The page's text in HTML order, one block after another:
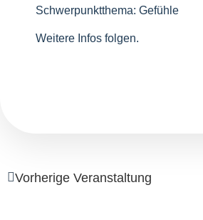
Schwerpunktthema: Gefühle
Weitere Infos folgen.
Vorherige Veranstaltung